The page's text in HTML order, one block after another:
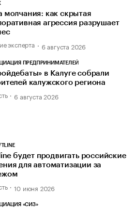
молчания: как скрытая
агрессия разрушает
эксперта 6 августа 2026
ПРЕДПРИНИМАТЕЛЕЙ
в Калуге собрали
калужского региона
6 августа 2026
будет продвигать российские
для автоматизации за
10 июня 2026
«СИЗ»